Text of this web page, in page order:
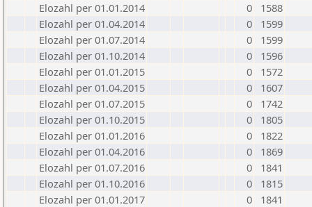
Elozahl per 01.01.2014
0
1588
Elozahl per 01.04.2014
0
1599
Elozahl per 01.07.2014
0
1599
Elozahl per 01.10.2014
0
1596
Elozahl per 01.01.2015
0
1572
Elozahl per 01.04.2015
0
1607
Elozahl per 01.07.2015
0
1742
Elozahl per 01.10.2015
0
1805
Elozahl per 01.01.2016
0
1822
Elozahl per 01.04.2016
0
1869
Elozahl per 01.07.2016
0
1841
Elozahl per 01.10.2016
0
1815
Elozahl per 01.01.2017
0
1841